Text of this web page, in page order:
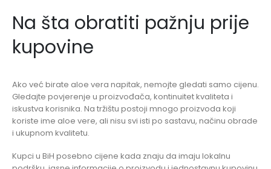
Na šta obratiti pažnju prije
kupovine
Ako već birate aloe vera napitak, nemojte gledati samo cijenu.
Gledajte povjerenje u proizvođača, kontinuitet kvaliteta i
iskustva korisnika. Na tržištu postoji mnogo proizvoda koji
koriste ime aloe vere, ali nisu svi isti po sastavu, načinu obrade
i ukupnom kvalitetu.
Kupci u BiH posebno cijene kada znaju da imaju lokalnu